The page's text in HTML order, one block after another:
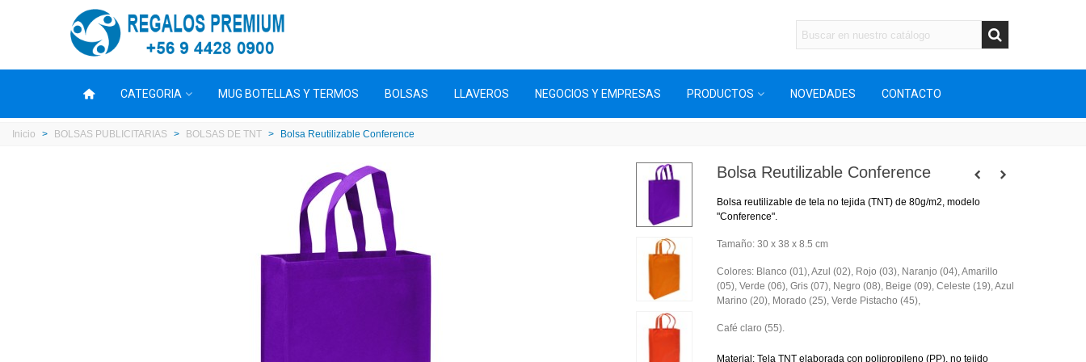
CATEGORIA MUG BOTELLAS Y TERMOS BOLSAS LLAVEROS NEGOCIOS Y EMPRESAS PRODUCTOS NOVEDADES CONTACTO
Inicio > BOLSAS PUBLICITARIAS > BOLSAS DE TNT > Bolsa Reutilizable Conference
Bolsa Reutilizable Conference
Bolsa reutilizable de tela no tejida (TNT) de 80g/m2, modelo
"Conference".
Tamaño: 30 x 38 x 8.5 cm
Colores: Blanco (01), Azul (02), Rojo (03), Naranjo (04), Amarillo
(05), Verde (06), Gris (07), Negro (08), Beige (09), Celeste (19), Azul
Marino (20), Morado (25), Verde Pistacho (45),
Café claro (55).
Material: Tela TNT elaborada con polipropileno (PP), no tejido